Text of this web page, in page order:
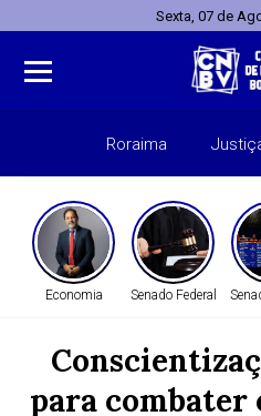
Sexta, 07 de
Roraima
Economia Senado Federal
para combater